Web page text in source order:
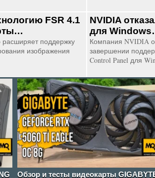
FSR 4.1
поддержку
изображения
NVIDIA
для
Компания NVIDIA
завершении
Control Panel для
Обзор и тесты видеокарты